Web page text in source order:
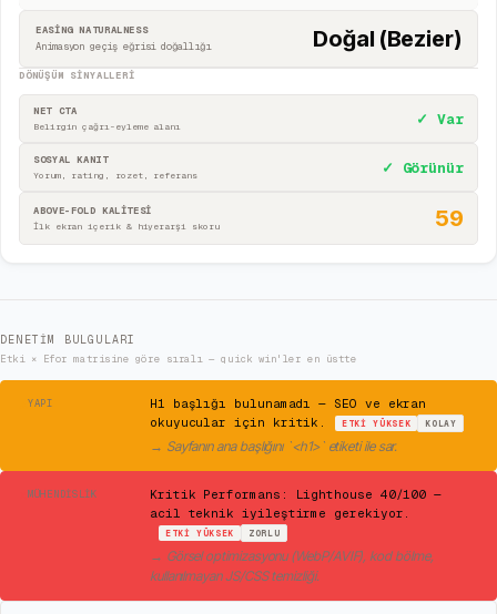
EASING NATURALNESS
Animasyon geçiş eğrisi doğallığı
Doğal (Bezier)
DÖNÜŞÜM SINYALLERI
NET CTA
Belirgin çağrı-eyleme alanı ✓ Var
SOSYAL KANIT
Yorum, rating, rozet, referans ✓ Görünür
ABOVE-FOLD KALİTESİ
İlk ekran içerik & hiyerarşi skoru 59
DENETIM BULGULARI
Etki × Efor matrisine göre sıralı — quick win'ler en üstte
YAPI
H1 başlığı bulunamadı — SEO ve ekran
okuyucular için kritik.
ETKIYÜKSEK KOLAY
→ Sayfanın ana başlığını `<h1>` etiketi ile sar.
MÜHENDISLIK
Kritik Performans: Lighthouse 40/100 —
acil teknik iyileştirme gerekiyor.
ETKIYÜKSEK ZORLU
→ Görsel optimizasyonu (WebP/AVIF), kod bölme,
kullanılmayan JS/CSS temizliği.